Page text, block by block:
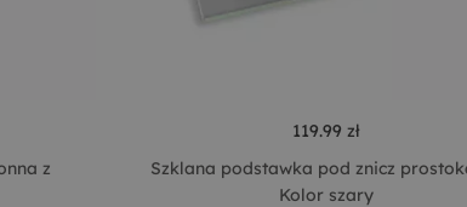
z
119.99 zł
Szklana podstawka pod znicz
Kolor szary